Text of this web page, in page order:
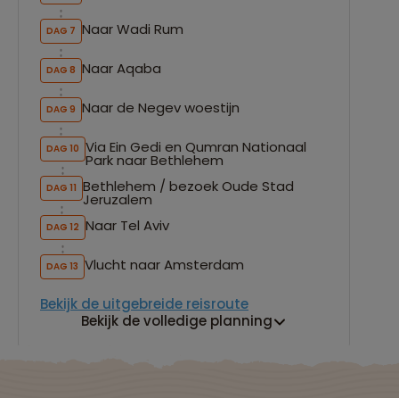
DAG 7 Naar Wadi Rum
DAG 8 Naar Aqaba
DAG 9 Naar de Negev woestijn
DAG 10 Via Ein Gedi en Qumran Nationaal
Park naar Bethlehem
DAG 11 Bethlehem / bezoek Oude Stad
Jeruzalem
DAG 12 Naar Tel Aviv
DAG 13 Vlucht naar Amsterdam
Bekijk de uitgebreide reisroute
Bekijk de volledige planning